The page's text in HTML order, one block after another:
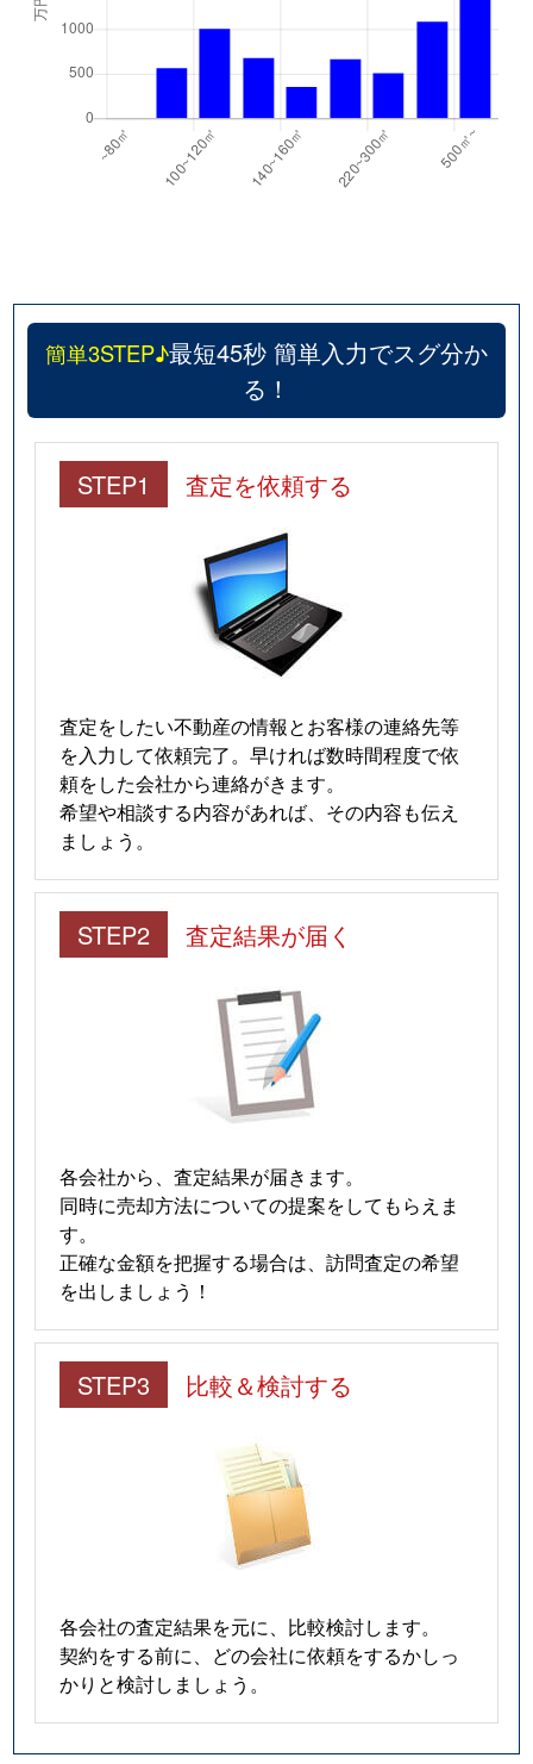
簡単3STEP♪最短45秒 簡単入力でスグ分か
る！
STEP1 査定を依頼する
査定をしたい不動産の情報とお客様の連絡先等
を入力して依頼完了。早ければ数時間程度で依
頼をした会社から連絡がきます。
希望や相談する内容があれば、その内容も伝え
ましょう。
STEP2 査定結果が届く
各会社から、査定結果が届きます。
同時に売却方法についての提案をしてもらえま
す。
正確な金額を把握する場合は、訪問査定の希望
を出しましょう！
STEP3 比較＆検討する
各会社の査定結果を元に、比較検討します。
契約をする前に、どの会社に依頼をするかしっ
かりと検討しましょう。